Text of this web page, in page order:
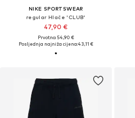
NIKE SPORTSWEAR
regular Hlače 'CLUB'
47,90 €
Prvotno: 54,90 €
Posljednja najniža cijena:43,11 €